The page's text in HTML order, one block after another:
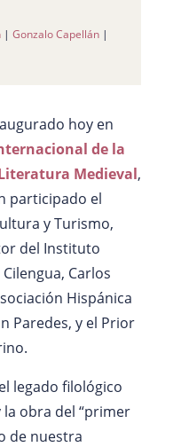
| Gonzalo Capellán|
hoy en
de la
Medieval,
participado el
y Turismo,
del Instituto
Carlos
Hispánica
Paredes, y el Prior
legado filológico
la obra del “primer
de nuestra